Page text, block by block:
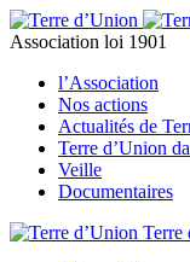
Association loi 1901
l’Association
Nos actions
Actualités de
Terre d’Union
Veille
Documentaires
Terre